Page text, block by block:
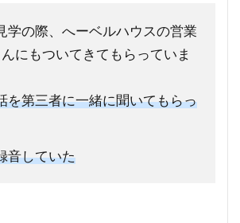
学の際、へーベルハウスの営業
にもついてきてもらっていま
を第三者に一緒に聞いてもらっ
音していた